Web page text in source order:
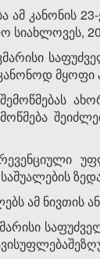
ამ კანონის
სიახლოვეს,
ამ